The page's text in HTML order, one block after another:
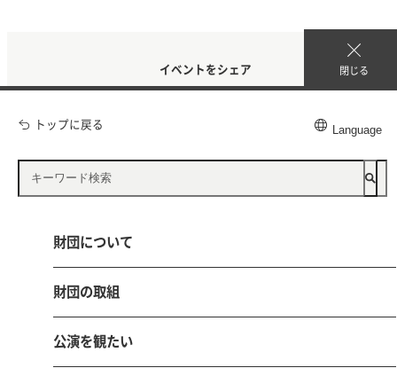
閉じる
トップに戻る Language
財団について
財団の取組
公演を観たい
イベントをシェア
公益財団法人 鳥取県文化振興財団
〒680-0017 鳥取市尚徳町101-5
とりぎん文化会館（鳥取県立県民文化会館）内